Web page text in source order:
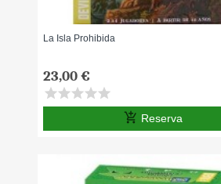
La Isla Prohibida
23,00 €
starstarstarstarstar
add_shopping_cart Reserva